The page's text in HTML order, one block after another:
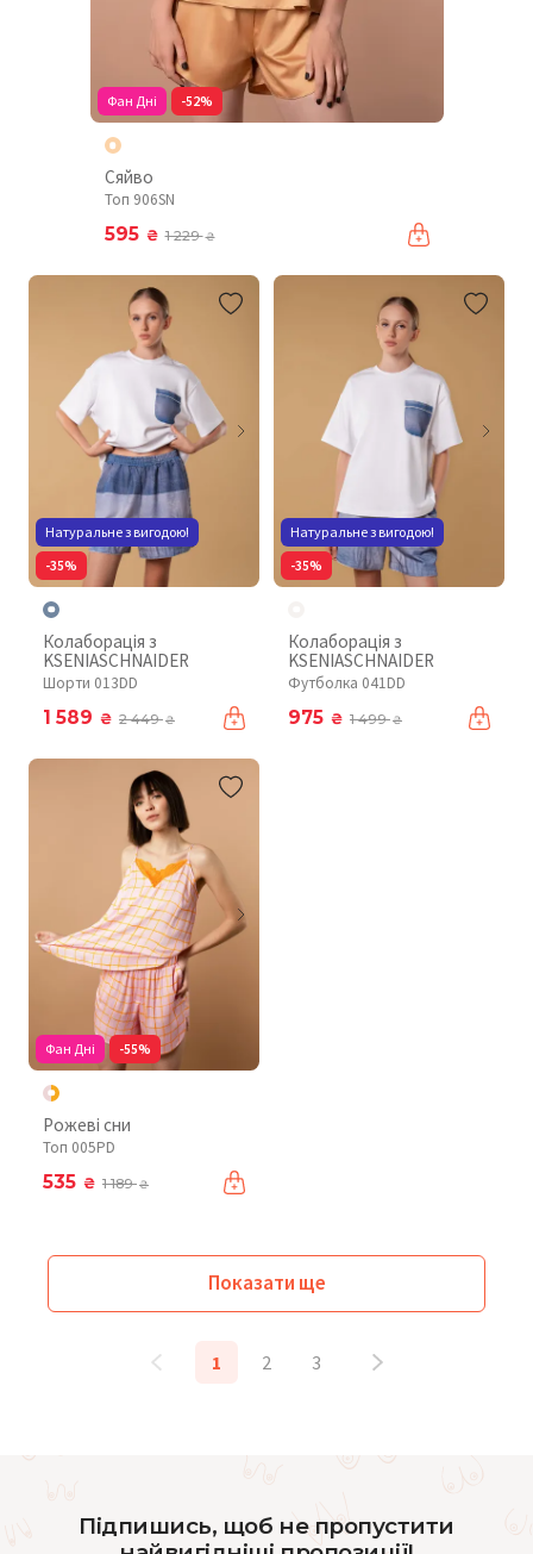
Фан Дні -52%
Сяйво
Топ 906SN
595 ₴ 1 229₴
Натуральне з вигодою!
-35%
Колаборація з
KSENIASCHNAIDER
Шорти 013DD
1 589 ₴ 2 449₴
Натуральне з вигодою!
-35%
Колаборація з
KSENIASCHNAIDER
Футболка 041DD
975 ₴ 1 499₴
Фан Дні -55%
Рожеві сни
Топ 005PD
535 ₴ 1 189₴
Показати ще
1 2 3
Підпишись, щоб не пропустити